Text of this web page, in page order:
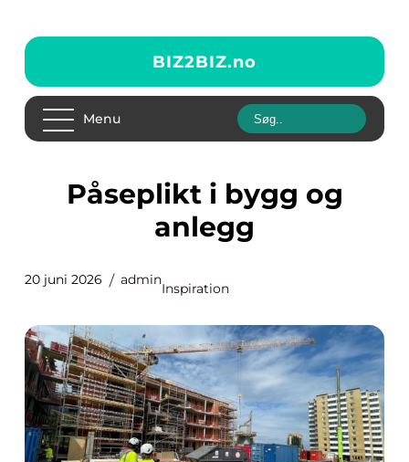
BIZ2BIZ.no
Menu
Påseplikt i bygg og
anlegg
20 juni 2026 admin
Inspiration